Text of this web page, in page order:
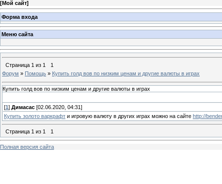
[Мой сайт]
Форма входа
Меню сайта
Страница 1 из 1
1
Форум » Помощь » Купить голд вов по низким ценам и другие валюты в играх
Купить голд вов по низким ценам и другие валюты в играх
[1 ] Димасас [02.06.2020, 04:31]
Купить золото варкрафт и игровую валюту в других играх можно на сайте http://
Страница 1 из 1 1
Полная версия сайта